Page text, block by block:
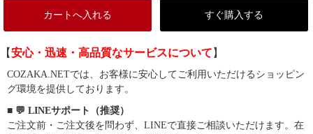
カートへ入れる すぐ購入する
【安心・迅速・高品質なサービスについて 】
COZAKA.NETでは、お客様に安心してご利用いただけるショッピン
グ環境を提供しております。
■ 💬 LINEサポート（推奨）
ご注文前・ご注文後を問わず、LINEで直接ご相談いただけます。在